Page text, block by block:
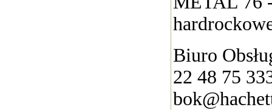
Biuro
22 48 75